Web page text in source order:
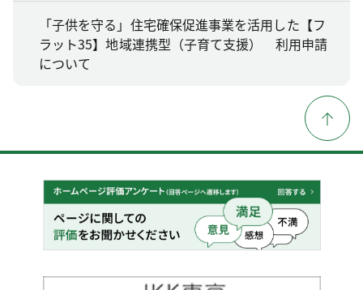
「子供を守る」住宅確保促進事業を活用した【フ
ラット35】地域連携型（子育て支援） 利用申請
について